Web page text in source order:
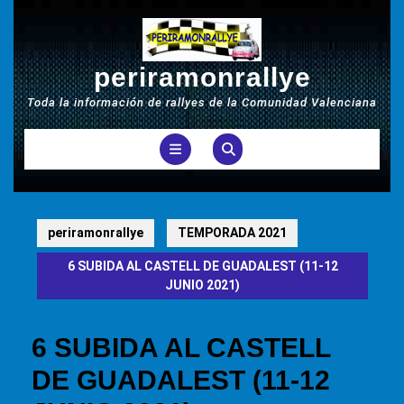
periramonrallye
Toda la información de rallyes de la Comunidad Valenciana
Botón
de
apertura
periramonrallye TEMPORADA 2021
6 SUBIDA AL CASTELL DE GUADALEST (11-12
JUNIO 2021)
6 SUBIDA AL CASTELL
DE GUADALEST (11-12